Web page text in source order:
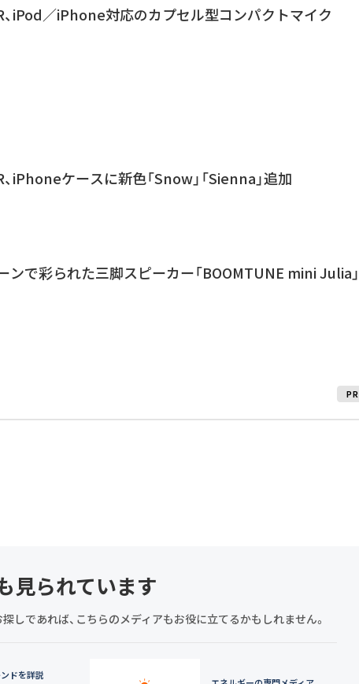
、iPod／iPhone対応のカプセル型コンパクトマイク
iPhoneケースに新色「Snow」「Sienna」追加
ンで彩られた三脚スピーカー「BOOMTUNE mini Julia」
PR
見られています
しであれば、こちらのメディアもお役に立てるかもしれません。
ドを詳説